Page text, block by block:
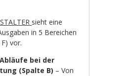
sieht eine
in 5 Bereichen
vor.
bei der
(Spalte B) – Von